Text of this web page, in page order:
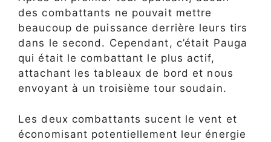
des combattants ne pouvait mettre
beaucoup de puissance derrière leurs tirs
dans le second. Cependant, c’était Pauga
qui était le combattant le plus actif,
attachant les tableaux de bord et nous
envoyant à un troisième tour soudain.
Les deux combattants sucent le vent et
économisant potentiellement leur énergie